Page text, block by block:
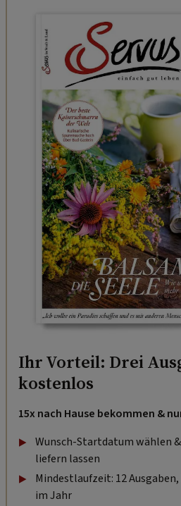
Ihr Vorteil: Drei
kostenlos
15x nach Hause bekommen &
Wunsch-Startdatum wählen
liefern lassen
Mindestlaufzeit: 12
im Jahr